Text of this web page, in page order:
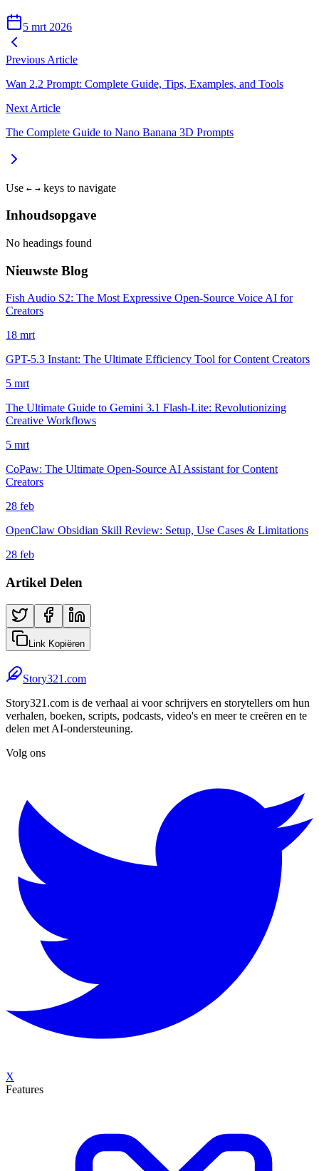
5 mrt 2026
Previous Article
Wan 2.2 Prompt: Complete Guide, Tips, Examples, and Tools
Next Article
The Complete Guide to Nano Banana 3D Prompts
Use ← → keys to navigate
Inhoudsopgave
No headings found
Nieuwste Blog
Fish Audio S2: The Most Expressive Open-Source Voice AI for
Creators
18 mrt
GPT-5.3 Instant: The Ultimate Efficiency Tool for Content Creators
5 mrt
The Ultimate Guide to Gemini 3.1 Flash-Lite: Revolutionizing
Creative Workflows
5 mrt
CoPaw: The Ultimate Open-Source AI Assistant for Content
Creators
28 feb
OpenClaw Obsidian Skill Review: Setup, Use Cases & Limitations
28 feb
Artikel Delen
Link Kopiëren
Story321.com
Story321.com is de verhaal ai voor schrijvers en storytellers om hun
verhalen, boeken, scripts, podcasts, video's en meer te creëren en te
delen met AI-ondersteuning.
Volg ons
X
Features